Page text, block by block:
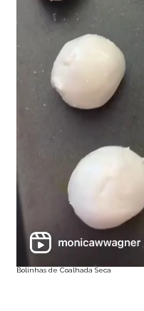
Bolinhas de Coalhada Seca